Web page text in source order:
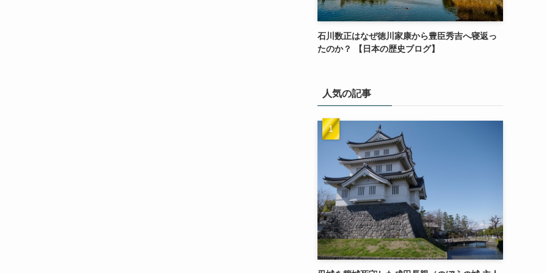
石川数正はなぜ徳川家康から豊臣秀吉へ寝返っ
たのか？ 【日本の歴史ブログ】
人気の記事